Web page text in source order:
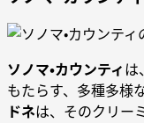
ソノマ・カウンティは
もたらす、多種多様
ドネは、そのクリー